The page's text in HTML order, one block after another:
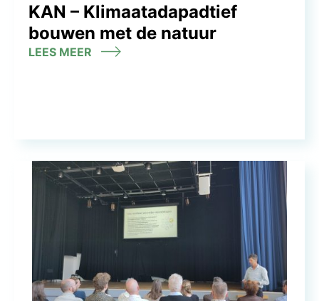
KAN – Klimaatadapadtief
bouwen met de natuur
LEES MEER